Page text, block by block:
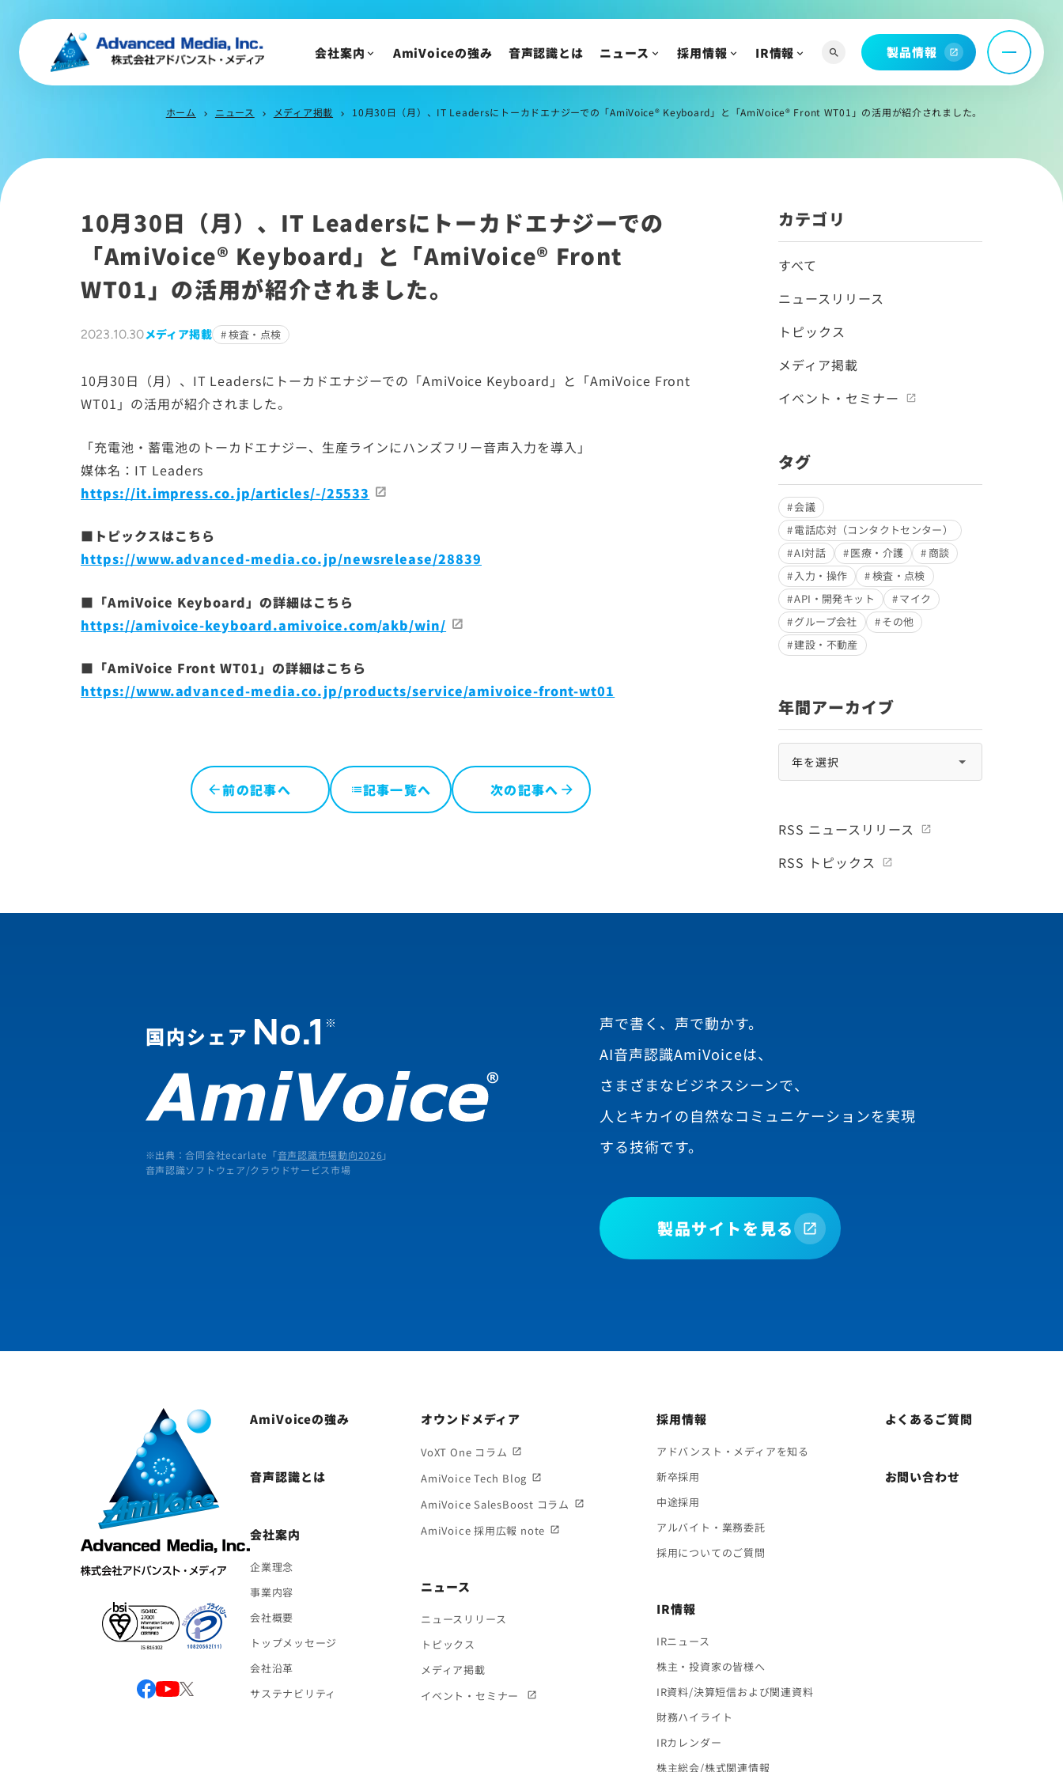
会社案内
企業理念
会社沿革
サステナビリティ
AmiVoice SalesBoost コラム
メディア掲載
イベント・セミナー
中途採用
採用についてのご質問
IR情報
株主・投資家の皆様へ
IR資料/決算短信および関連資料
財務ハイライト
IRについてのご質問
お問い合わせ
会社案内 AmiVoiceの強み 音声認識とは ニュース 採用情報 IR情報 search 製品情報 open_in_new
ホーム chevron_right ニュース chevron_right メディア掲載 chevron_right 10月30日（月）、IT Leadersにトーカドエナジーでの「AmiVoice® Keyboard」と「AmiVoice® Front WT01」の活用が紹介されました。
10月30日（月）、IT Leadersにトーカドエナジーでの
「AmiVoice® Keyboard」と「AmiVoice® Front
WT01」の活用が紹介されました。
2023.10.30メディア掲載 検査・点検
10月30日（月）、IT Leadersにトーカドエナジーでの「AmiVoice Keyboard」と「AmiVoice Front
WT01」の活用が紹介されました。
「充電池・蓄電池のトーカドエナジー、生産ラインにハンズフリー音声入力を導入」
媒体名：IT Leaders
https://it.impress.co.jp/articles/-/25533
■トピックスはこちら
https://www.advanced-media.co.jp/newsrelease/28839
■「AmiVoice Keyboard」の詳細はこちら
https://amivoice-keyboard.amivoice.com/akb/win/
■「AmiVoice Front WT01」の詳細はこちら
https://www.advanced-media.co.jp/products/service/amivoice-front-wt01
前の記事へ list記事一覧へ 次の記事へ
カテゴリ
すべて
ニュースリリース
トピックス
メディア掲載
イベント・セミナー
タグ
会議
電話応対（コンタクトセンター）
AI対話
医療・介護
商談
入力・操作
検査・点検
API・開発キット
マイク
グループ会社
その他
建設・不動産
年間アーカイブ
RSS ニュースリリース
RSS トピックス
※出典：合同会社ecarlate「音声認識市場動向2026 」
音声認識ソフトウェア/クラウドサービス市場
声で書く、声で動かす。
AI音声認識AmiVoiceは、
さまざまなビジネスシーンで、
人とキカイの自然なコミュニケーションを実現
する技術です。
製品サイトを見る
AmiVoiceの強み
音声認識とは
会社案内
企業理念
事業内容
会社概要
トップメッセージ
会社沿革
サステナビリティ
オウンドメディア
VoXT One コラム
AmiVoice Tech Blog
AmiVoice SalesBoost コラム
AmiVoice 採用広報 note
ニュース
ニュースリリース
トピックス
メディア掲載
イベント・セミナー
採用情報
アドバンスト・メディアを知る
新卒採用
中途採用
アルバイト・業務委託
採用についてのご質問
IR情報
IRニュース
株主・投資家の皆様へ
IR資料/決算短信および関連資料
財務ハイライト
IRカレンダー
株主総会/株式関連情報
よくあるご質問
お問い合わせ